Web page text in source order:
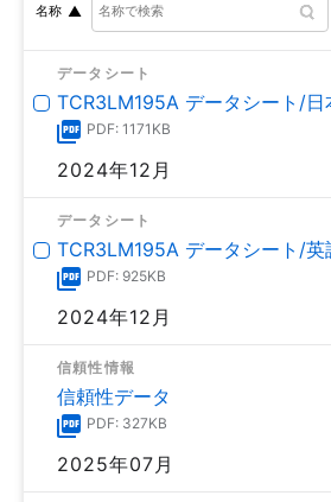
名称
データシート
TCR3LM195A データシート/日
PDF: 1171KB
2024年12月
データシート
TCR3LM195A データシート/英
PDF: 925KB
2024年12月
信頼性情報
信頼性データ
PDF: 327KB
2025年07月